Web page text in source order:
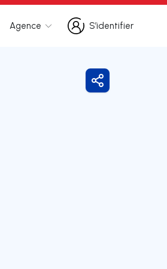
Agence
S’identifier
S’identifier
Partager